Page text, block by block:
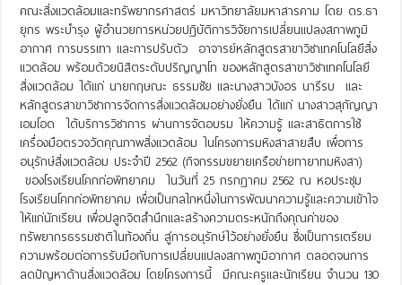
คณะสิ่งแวดล้อมและทรัพยากรศาสตร์ มหาวิทยาลัยมหาสารคาม โดย ดร.ธา
ยุกร พระบำรุง ผู้อำนวยการหน่วยปฏิบัติการวิจัยการเปลี่ยนแปลงสภาพภูมิ
อากาศ การบรรเทา และการปรับตัว อาจารย์หลักสูตรสาขาวิชาเทคโนโลยีสิ่ง
แวดล้อม พร้อมด้วยนิสิตระดับปริญญาโท ของหลักสูตรสาขาวิชาเทคโนโลยี
สิ่งแวดล้อม ได้แก่ นายกฤษณะ ธรรมชัย และนางสาวบังอร นารีรบ และ
หลักสูตรสาขาวิชาการจัดการสิ่งแวดล้อมอย่างยั่งยืน ได้แก่ นางสาวสุกัญญา
เอมโอด ได้บริการวิชาการ ผ่านการจัดอบรม ให้ความรู้ และสาธิตการใช้
เครื่องมือตรวจวัดคุณภาพสิ่งแวดล้อม ในโครงการมหิงสาสายสืบ เพื่อการ
อนุรักษ์สิ่งแวดล้อม ประจำปี 2562 (กิจกรรมขยายเครือข่ายทายาทมหิงสา)
ของโรงเรียนโคกก่อพิทยาคม ในวันที่ 25 กรกฎาคม 2562 ณ หอประชุม
โรงเรียนโคกก่อพิทยาคม เพื่อเป็นกลไกหนึ่งในการพัฒนาความรู้และความเข้าใจ
ให้แก่นักเรียน เพื่อปลูกจิตสำนึกและสร้างความตระหนักถึงคุณค่าของ
ทรัพยากรธรรมชาติในท้องถิ่น สู่การอนุรักษ์ไว้อย่างยั่งยืน ซึ่งเป็นการเตรียม
ความพร้อมต่อการรับมือกับการเปลี่ยนแปลงสภาพภูมิอากาศ ตลอดจนการ
ลดปัญหาด้านสิ่งแวดล้อม โดยโครงการนี้ มีคณะครูและนักเรียน จำนวน 130